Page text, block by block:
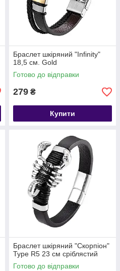
Браслет шкіряний "Infinity"
18,5 см. Gold
Готово до відправки
279 ₴
Купити
Браслет шкіряний "Скорпіон"
Type R5 23 см сріблястий
Готово до відправки